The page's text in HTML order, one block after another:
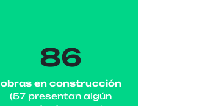
86
obras en construcción
(57 presentan algún